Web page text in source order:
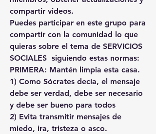
compartir videos.
Puedes participar en este grupo para
compartir con la comunidad lo que
quieras sobre el tema de SERVICIOS
SOCIALES  siguiendo estas normas:
PRIMERA: Mantén limpia esta casa.
1) Como Sócrates decía, el mensaje
debe ser verdad, debe ser necesario
y debe ser bueno para todos
2) Evita transmitir mensajes de
miedo, ira, tristeza o asco.